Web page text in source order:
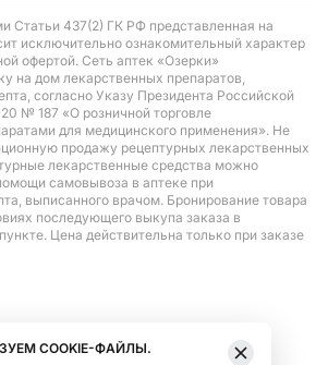
Статьи 437(2) ГК РФ представленная на
исключительно ознакомительный характер
офертой. Сеть аптек «Озерки»
на дом лекарственных препаратов,
согласно Указу Президента Российской
№ 187 «О розничной торговле
для медицинского применения». Не
продажу рецептурных лекарственных
лекарственные средства можно
самовывоза в аптеке при
выписанного врачом. Бронирование товара
последующего выкупа заказа в
Цена действительна только при заказе
COOKIE-ФАЙЛЫ.